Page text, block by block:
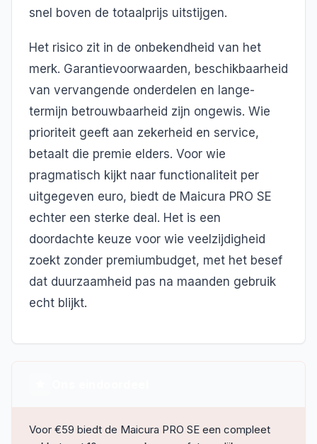
snel boven de totaalprijs uitstijgen.
Het risico zit in de onbekendheid van het
merk. Garantievoorwaarden, beschikbaarheid
van vervangende onderdelen en lange-
termijn betrouwbaarheid zijn ongewis. Wie
prioriteit geeft aan zekerheid en service,
betaalt die premie elders. Voor wie
pragmatisch kijkt naar functionaliteit per
uitgegeven euro, biedt de Maicura PRO SE
echter een sterke deal. Het is een
doordachte keuze voor wie veelzijdigheid
zoekt zonder premiumbudget, met het besef
dat duurzaamheid pas na maanden gebruik
echt blijkt.
Voor €59 biedt de Maicura PRO SE een compleet